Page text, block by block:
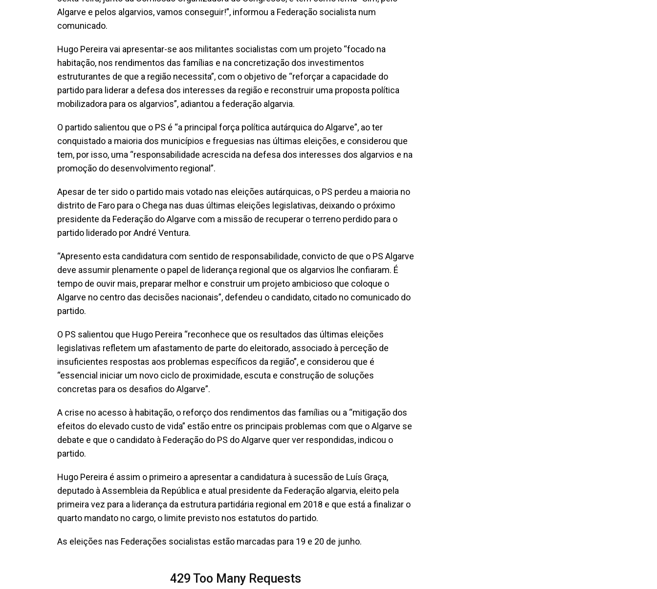
Algarve e pelos algarvios, vamos conseguir!”, informou a Federação socialista num
comunicado.
Hugo Pereira vai apresentar-se aos militantes socialistas com um projeto “focado na
habitação, nos rendimentos das famílias e na concretização dos investimentos
estruturantes de que a região necessita”, com o objetivo de “reforçar a capacidade do
partido para liderar a defesa dos interesses da região e reconstruir uma proposta política
mobilizadora para os algarvios”, adiantou a federação algarvia.
O partido salientou que o PS é “a principal força política autárquica do Algarve”, ao ter
conquistado a maioria dos municípios e freguesias nas últimas eleições, e considerou que
tem, por isso, uma “responsabilidade acrescida na defesa dos interesses dos algarvios e na
promoção do desenvolvimento regional”.
Apesar de ter sido o partido mais votado nas eleições autárquicas, o PS perdeu a maioria no
distrito de Faro para o Chega nas duas últimas eleições legislativas, deixando o próximo
presidente da Federação do Algarve com a missão de recuperar o terreno perdido para o
partido liderado por André Ventura.
“Apresento esta candidatura com sentido de responsabilidade, convicto de que o PS Algarve
deve assumir plenamente o papel de liderança regional que os algarvios lhe confiaram. É
tempo de ouvir mais, preparar melhor e construir um projeto ambicioso que coloque o
Algarve no centro das decisões nacionais”, defendeu o candidato, citado no comunicado do
partido.
O PS salientou que Hugo Pereira “reconhece que os resultados das últimas eleições
legislativas refletem um afastamento de parte do eleitorado, associado à perceção de
insuficientes respostas aos problemas específicos da região”, e considerou que é
“essencial iniciar um novo ciclo de proximidade, escuta e construção de soluções
concretas para os desafios do Algarve”.
A crise no acesso à habitação, o reforço dos rendimentos das famílias ou a “mitigação dos
efeitos do elevado custo de vida” estão entre os principais problemas com que o Algarve se
debate e que o candidato à Federação do PS do Algarve quer ver respondidas, indicou o
partido.
Hugo Pereira é assim o primeiro a apresentar a candidatura à sucessão de Luís Graça,
deputado à Assembleia da República e atual presidente da Federação algarvia, eleito pela
primeira vez para a liderança da estrutura partidária regional em 2018 e que está a finalizar o
quarto mandato no cargo, o limite previsto nos estatutos do partido.
As eleições nas Federações socialistas estão marcadas para 19 e 20 de junho.
429 Too Many Requests